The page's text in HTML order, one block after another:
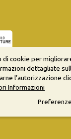
di cookie per
dettagliate
l’autorizzazione
Informazioni
Preferenze